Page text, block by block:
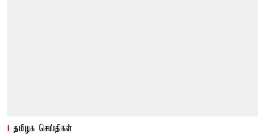
தமிழக செய்திகள்